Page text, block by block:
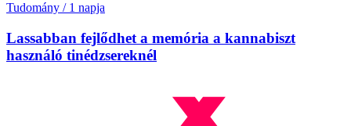
Tudomány / 1 napja
Lassabban fejlődhet a memória a kannabiszt
használó tinédzsereknél